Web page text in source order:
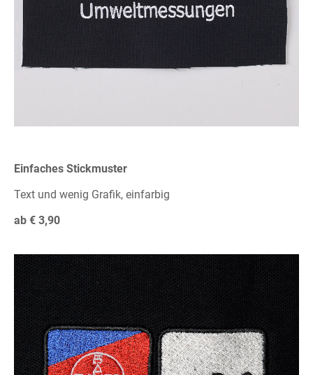
Einfaches Stickmuster
Text und wenig Grafik, einfarbig
ab € 3,90